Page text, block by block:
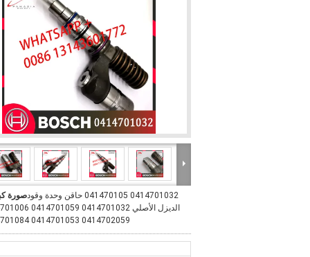
صورة0414701032 041470105 حاقن وحدة وقود
الديزل الأصلي 0414701032
0414702059 0414701053 0414701084